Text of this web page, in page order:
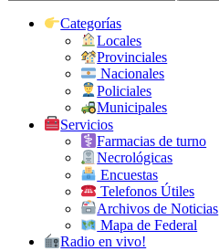
Categorías
Locales
Provinciales
Nacionales
Policiales
Municipales
Servicios
Farmacias de turno
Necrológicas
Encuestas
Telefonos Útiles
Archivos de Noticias
Mapa de Federal
Radio en vivo!